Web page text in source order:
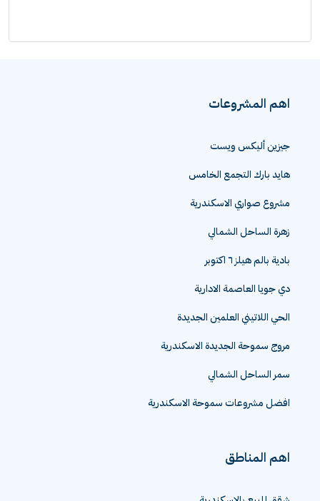
اهم المشروعات
جيزين أليكس ويست
هايد بارك التجمع الخامس
مشروع صواري الاسكندرية
زهرة الساحل الشمالي
بادية بالم هيلز ٦ اكتوبر
دي جويا العاصمة الادارية
الحي اللاتيني العلمين الجديدة
مروج سموحة الجديدة الاسكندرية
سمر الساحل الشمالي
افضل مشروعات سموحة الاسكندرية
اهم المناطق